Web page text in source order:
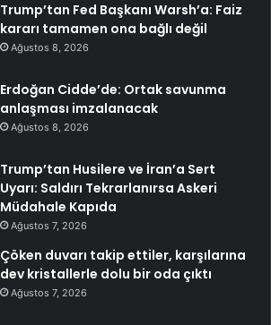
Trump’tan Fed Başkanı Warsh’a: Faiz
kararı tamamen ona bağlı değil
Ağustos 8, 2026
Erdoğan Cidde’de: Ortak savunma
anlaşması imzalanacak
Ağustos 8, 2026
Trump’tan Husilere ve İran’a Sert
Uyarı: Saldırı Tekrarlanırsa Askeri
Müdahale Kapıda
Ağustos 7, 2026
Çöken duvarı takip ettiler, karşılarına
dev kristallerle dolu bir oda çıktı
Ağustos 7, 2026